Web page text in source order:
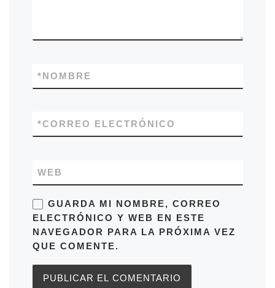
NOMBRE
*
CORREO ELECTRÓNICO
*
WEB
GUARDA MI NOMBRE, CORREO
ELECTRÓNICO Y WEB EN ESTE
NAVEGADOR PARA LA PRÓXIMA VEZ
QUE COMENTE.